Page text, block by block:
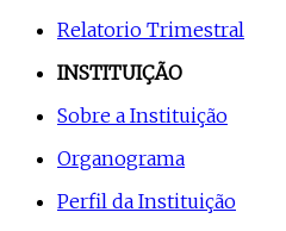
Relatorio Trimestral
INSTITUIÇÃO
Sobre a Instituição
Organograma
Perfil da Instituição